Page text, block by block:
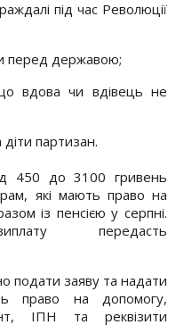
під час Революції
перед державою;
вдова чи вдівець не
партизан.
450 до 3100 гривень
які мають право на
із пенсією у серпні.
передасть
подати заяву та надати
право на допомогу,
ІПН та реквізити